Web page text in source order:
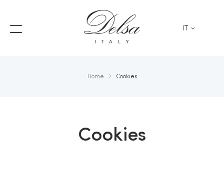
ITALY
Home Cookies
Cookies